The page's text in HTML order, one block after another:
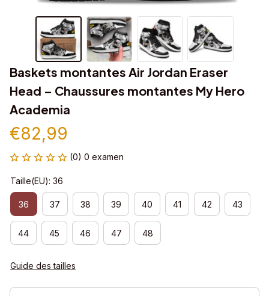
Baskets montantes Air Jordan Eraser
Head – Chaussures montantes My Hero
Academia
€82,99
(0) 0 examen
Taille(EU): 36
36 37 38 39 40 41 42 43
44 45 46 47 48
Guide des tailles